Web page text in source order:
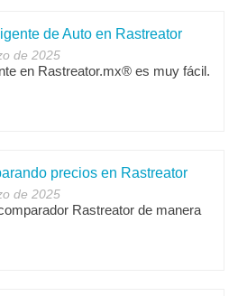
de Auto en Rastreator
de 2025
en Rastreator.mx® es muy fácil.
precios en Rastreator
de 2025
Rastreator de manera